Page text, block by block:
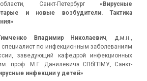
Санкт-Петербург «Вирусные
и новые возбудители. Тактика
Владимир Николаевич, д.м.н.,
по инфекционным заболеваниям
заведующий кафедрой инфекционных
проф. М.Г. Данилевича СПбГПМУ, Санкт-
инфекции у детей»